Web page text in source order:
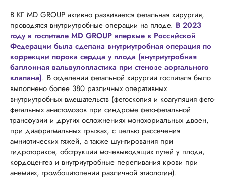
В КГ MD GROUP активно развивается фетальная хирургия,
проводятся внутриутробные операции на плоде. В 2023
году в госпитале MD GROUP впервые в Российской
Федерации была сделана внутриутробная операция по
коррекции порока сердца у плода (внутриутробная
баллонная вальвулопластика при стенозе аортального
клапана). В отделении фетальной хирургии госпиталя было
выполнено более 380 различных оперативных
внутриутробных вмешательств (фетоскопия и коагуляция фето-
фетальных анастомозов при синдроме фето-фетальной
трансфузии и других осложнениях монохориальных двоен,
при диафрагмальных грыжах, с целью рассечения
амниотических тяжей, а также шунтирования при
гидротораксе, обструкции мочевыводящих путей у плода,
кордоцентез и внутриутробные переливания крови при
анемиях, тромбоцитопении различной этиологии).